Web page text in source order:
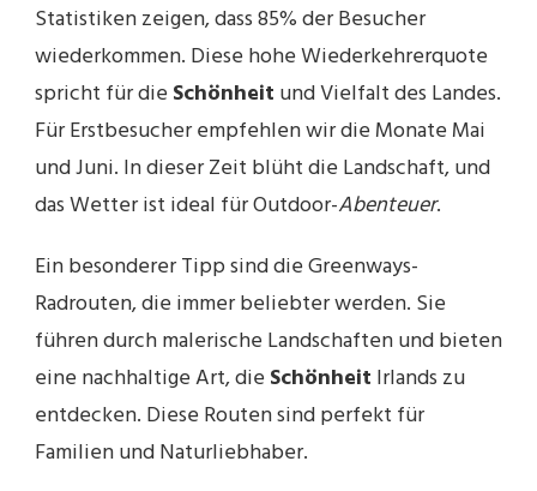
Statistiken zeigen, dass 85% der Besucher
wiederkommen. Diese hohe Wiederkehrerquote
spricht für die Schönheit und Vielfalt des Landes.
Für Erstbesucher empfehlen wir die Monate Mai
und Juni. In dieser Zeit blüht die Landschaft, und
das Wetter ist ideal für Outdoor-Abenteuer.
Ein besonderer Tipp sind die Greenways-
Radrouten, die immer beliebter werden. Sie
führen durch malerische Landschaften und bieten
eine nachhaltige Art, die Schönheit Irlands zu
entdecken. Diese Routen sind perfekt für
Familien und Naturliebhaber.